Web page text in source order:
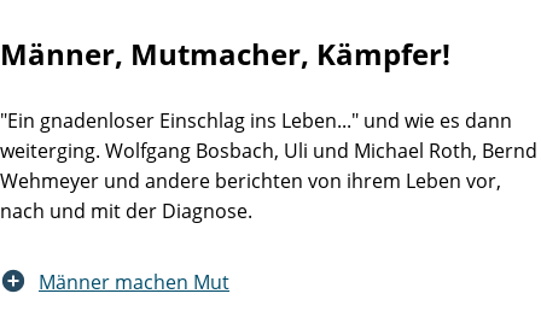
Männer, Mutmacher, Kämpfer!
"Ein gnadenloser Einschlag ins Leben..." und wie es dann
weiterging. Wolfgang Bosbach, Uli und Michael Roth, Bernd
Wehmeyer und andere berichten von ihrem Leben vor,
nach und mit der Diagnose.
Männer machen Mut